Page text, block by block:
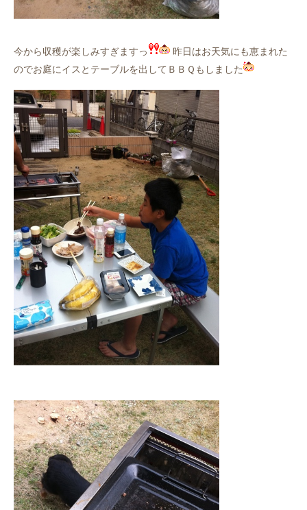
今から収穫が楽しみすぎますっ
昨日はお天気にも恵まれた
のでお庭にイスとテーブルを出してＢＢＱもしました